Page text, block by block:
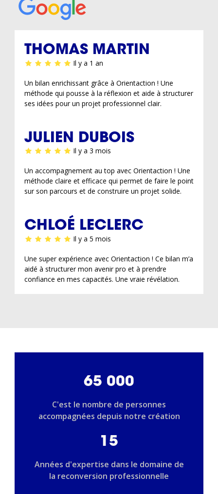
THOMAS MARTIN
Il y a 1 an
Un bilan enrichissant grâce à Orientaction ! Une
méthode qui pousse à la réflexion et aide à structurer
ses idées pour un projet professionnel clair.
JULIEN DUBOIS
Il y a 3 mois
Un accompagnement au top avec Orientaction ! Une
méthode claire et efficace qui permet de faire le point
sur son parcours et de construire un projet solide.
CHLOÉ LECLERC
Il y a 5 mois
Une super expérience avec Orientaction ! Ce bilan m’a
aidé à structurer mon avenir pro et à prendre
confiance en mes capacités. Une vraie révélation.
65 000
C'est le nombre de personnes
accompagnées depuis notre création
15
Années d'expertise dans le domaine de
la reconversion professionnelle